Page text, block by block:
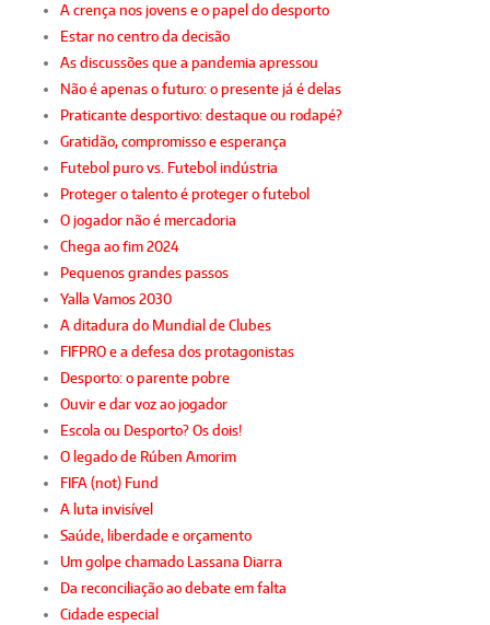
A crença nos jovens e o papel do desporto
Estar no centro da decisão
As discussões que a pandemia apressou
Não é apenas o futuro: o presente já é delas
Praticante desportivo: destaque ou rodapé?
Gratidão, compromisso e esperança
Futebol puro vs. Futebol indústria
Proteger o talento é proteger o futebol
O jogador não é mercadoria
Chega ao fim 2024
Pequenos grandes passos
Yalla Vamos 2030
A ditadura do Mundial de Clubes
FIFPRO e a defesa dos protagonistas
Desporto: o parente pobre
Ouvir e dar voz ao jogador
Escola ou Desporto? Os dois!
O legado de Rúben Amorim
FIFA (not) Fund
A luta invisível
Saúde, liberdade e orçamento
Um golpe chamado Lassana Diarra
Da reconciliação ao debate em falta
Cidade especial